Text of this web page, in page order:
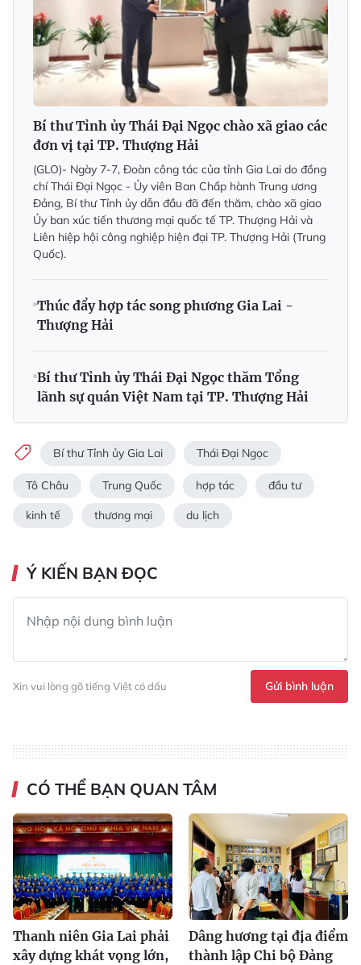
Bí thư Tỉnh ủy Thái Đại Ngọc chào xã giao các
đơn vị tại TP. Thượng Hải
(GLO)- Ngày 7-7, Đoàn công tác của tỉnh Gia Lai do đồng
chí Thái Đại Ngọc - Ủy viên Ban Chấp hành Trung ương
Đảng, Bí thư Tỉnh ủy dẫn đầu đã đến thăm, chào xã giao
Ủy ban xúc tiến thương mại quốc tế TP. Thượng Hải và
Liên hiệp hội công nghiệp hiện đại TP. Thượng Hải (Trung
Quốc).
Thúc đẩy hợp tác song phương Gia Lai -
Thượng Hải
Bí thư Tỉnh ủy Thái Đại Ngọc thăm Tổng
lãnh sự quán Việt Nam tại TP. Thượng Hải
Bí thư Tỉnh ủy Gia Lai Thái Đại Ngọc
Tô Châu Trung Quốc hợp tác đầu tư
kinh tế thương mại du lịch
Ý KIẾN BẠN ĐỌC
Xin vui lòng gõ tiếng Việt có dấu Gửi bình luận
CÓ THỂ BẠN QUAN TÂM
Thanh niên Gia Lai phải
xây dựng khát vọng lớn,
Dâng hương tại địa điểm
thành lập Chi bộ Đảng